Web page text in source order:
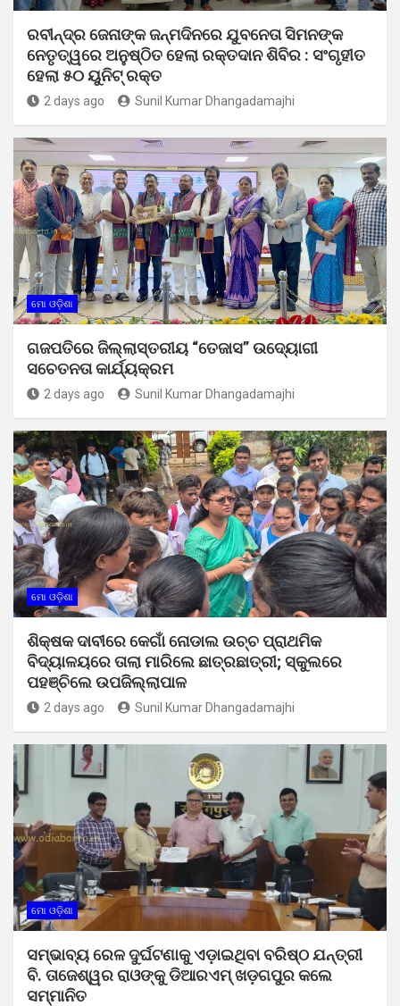
ରବୀନ୍ଦ୍ର ଜେନାଙ୍କ ଜନ୍ମଦିନରେ ଯୁବନେତା ସିମନଙ୍କ
ନେତୃତ୍ୱରେ ଅନୁଷ୍ଠିତ ହେଲା ରକ୍ତଦାନ ଶିବିର : ସଂଗୃହୀତ
ହେଲା ୫୦ ୟୁନିଟ୍ ରକ୍ତ
2 days ago Sunil Kumar Dhangadamajhi
ମୋ ଓଡ଼ିଶା
ଗଜପତିରେ ଜିଲ୍ଲାସ୍ତରୀୟ “ତେଜାସ” ଉଦ୍ୟୋଗୀ
ସଚେତନତା କାର୍ଯ୍ୟକ୍ରମ
2 days ago Sunil Kumar Dhangadamajhi
ମୋ ଓଡ଼ିଶା
ଶିକ୍ଷକ ଦାବୀରେ କେଗାଁ ନୋଡାଲ ଉଚ୍ଚ ପ୍ରାଥମିକ
ବିଦ୍ୟାଳୟରେ ତାଲା ମାରିଲେ ଛାତ୍ରଛାତ୍ରୀ; ସ୍କୁଲରେ
ପହଞ୍ଚିଲେ ଉପଜିଲ୍ଲାପାଳ
2 days ago Sunil Kumar Dhangadamajhi
ମୋ ଓଡ଼ିଶା
ସମ୍ଭାବ୍ୟ ରେଳ ଦୁର୍ଘଟଣାକୁ ଏଡ଼ାଇଥିବା ବରିଷ୍ଠ ଯନ୍ତ୍ରୀ
ବି. ତାଜେଶ୍ୱର ରାଓଙ୍କୁ ଡିଆରଏମ୍ ଖଡ଼ଗପୁର କଲେ
ସମ୍ମାନିତ